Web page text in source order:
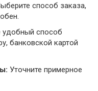
способ заказа,
удобный способ
банковской картой
Уточните примерное